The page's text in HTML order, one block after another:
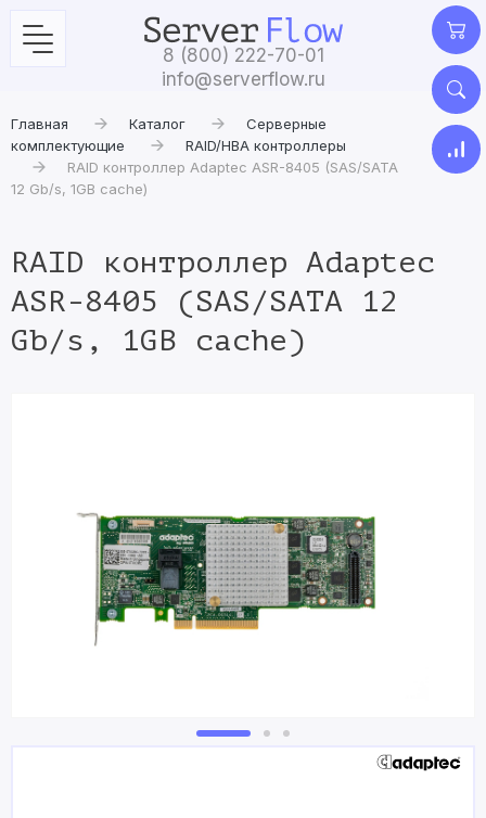
8 (800) 222-70-01
info@serverflow.ru
Главная Каталог
Серверные
комплектующие
RAID/HBA контроллеры
RAID контроллер Adaptec ASR-8405 (SAS/SATA
12 Gb/s, 1GB cache)
RAID контроллер Adaptec
ASR-8405 (SAS/SATA 12
Gb/s, 1GB cache)